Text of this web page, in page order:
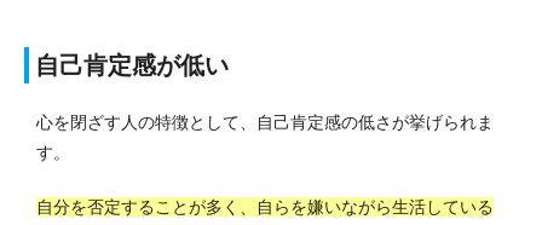
自己肯定感が低い
心を閉ざす人の特徴として、自己肯定感の低さが挙げられま
す。
自分を否定することが多く、自らを嫌いながら生活している